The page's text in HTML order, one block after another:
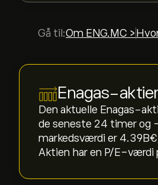
Gå til:Om ENG.MC >
Enagas-
Den aktuelle Enagas-
de seneste 24 timer og
markedsværdi er
Aktien har en P/E-værdi